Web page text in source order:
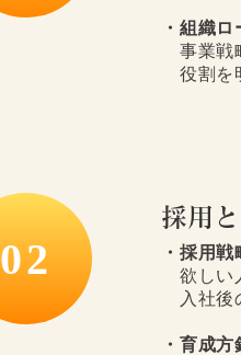
・組織
事業戦
役割を
採用
・採用
欲しい
入社後
・育成
02